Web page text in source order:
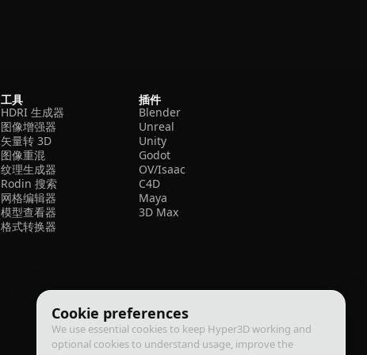
Cookie preferences
We use essential cookies to keep Hyper3D working and
optional cookies to understand usage, improve the
工具
HDRI 生成器
图像增强器
矢量转 3D
图像重混
纹理生成器
Rodin 搜索
网格编辑器
模型查看器
格式转换器
插件
Blender
Unreal
Unity
Godot
OV/Isaac
C4D
Maya
3D Max